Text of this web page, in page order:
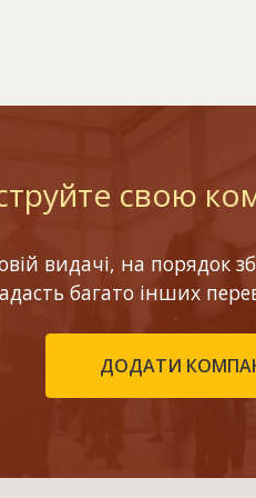
свою
видачі, на порядок
багато інших
ДОДАТИ